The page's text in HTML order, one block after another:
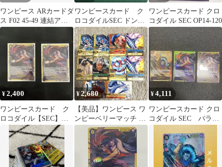
ワンピース ARカードダ
ス F02 45-49 連結アー
ト 5枚セット
ワンピースカード ク
ロコダイルSEC ドンカ
ード ミホーク
ワンピースカード クロ
コダイル SEC OP14-120
¥2,400
ワンピースカード ク
ロコダイル【SEC】
OP14-120
¥2,680
【美品】ワンピース ワ
ンピーベリーマッチ カ
ード 10枚セット
¥4,111
ワンピースカード クロ
コダイル SEC パラレ